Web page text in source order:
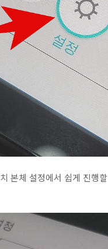
본체 설정에서 쉽게 진행